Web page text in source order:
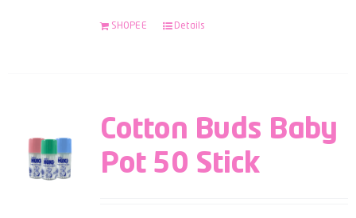
SHOPEE Details
Cotton Buds Baby
Pot 50 Stick